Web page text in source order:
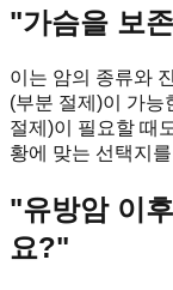
"가슴을 보
이는 암의 종류와
(부분 절제)이 가능
절제)이 필요할 때
황에 맞는 선택지
"유방암 이
요?"